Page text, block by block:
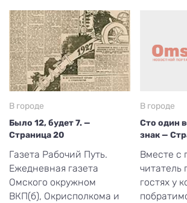
В городе
Было 12, будет 7. —
Страница 20
Газета Рабочий Путь.
Ежедневная газета
Омского окружном
ВКП(б), Окрисполкома и
В городе
Сто один
знак —
Вместе с
читатель
гостях у